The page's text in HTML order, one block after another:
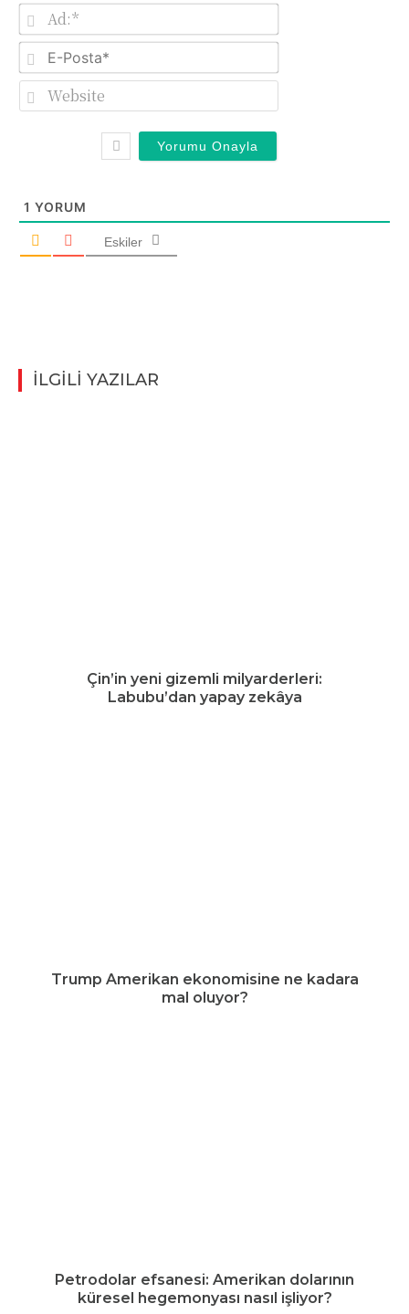
Ad:*
E-
1 YORUM
Eskiler
İLGİLİ YAZILAR
Çin’in yeni gizemli milyarderleri:
Labubu’dan yapay zekâya
Trump Amerikan ekonomisine ne kadara
mal oluyor?
Petrodolar efsanesi: Amerikan dolarının
küresel hegemonyası nasıl işliyor?